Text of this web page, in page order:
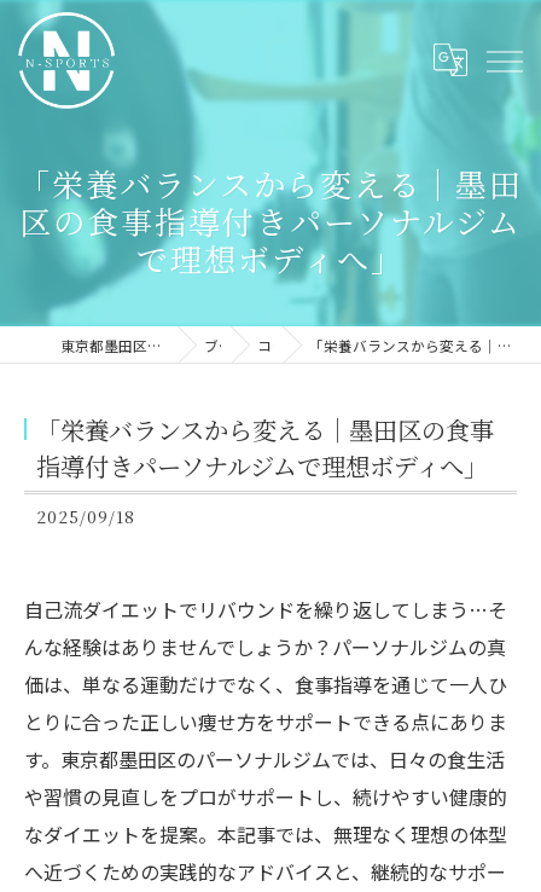
「栄養バランスから変える｜墨田
区の食事指導付きパーソナルジム
で理想ボディへ」
東京都墨田区のパーソナルジムならN-sports ブログ コラム 「栄養バランスから変える｜墨田区の食事指導付きパーソナルジムで理想ボディへ」
「栄養バランスから変える｜墨田区の食事
指導付きパーソナルジムで理想ボディへ」
2025/09/18
自己流ダイエットでリバウンドを繰り返してしまう…そ
んな経験はありませんでしょうか？パーソナルジムの真
価は、単なる運動だけでなく、食事指導を通じて一人ひ
とりに合った正しい痩せ方をサポートできる点にありま
す。東京都墨田区のパーソナルジムでは、日々の食生活
や習慣の見直しをプロがサポートし、続けやすい健康的
なダイエットを提案。本記事では、無理なく理想の体型
へ近づくための実践的なアドバイスと、継続的なサポー